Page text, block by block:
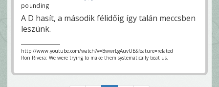
pounding
A D hasít, a második félidőig így talán meccsben
leszünk.
http://www.youtube.com/watch?v=BwwrLgAuvUE&feature=related
Ron Rivera: We were trying to make them systematically beat us.